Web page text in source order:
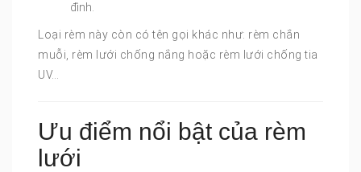
đình.
Loại rèm này còn có tên gọi khác như: rèm chắn
muỗi, rèm lưới chống nắng hoặc rèm lưới chống tia
UV…
Ưu điểm nổi bật của rèm
lưới